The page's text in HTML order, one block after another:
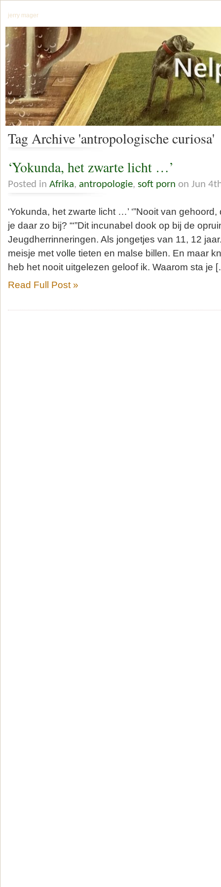
jerry mager
Tag Archive 'antropologische curiosa'
‘Yokunda, het zwarte licht …’
Posted in Afrika, antropologie, soft porn on Jun
‘Yokunda, het zwarte licht …’ ‘”Nooit van
je daar zo bij? “‘”Dit incunabel dook op bij de
Jeugdherrinneringen. Als jongetjes van 11, 12
meisje met volle tieten en malse billen. En maar
heb het nooit uitgelezen geloof ik. Waarom sta je
Read Full Post »